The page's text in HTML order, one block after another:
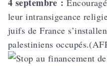
leur intransigeance
juifs de France
palestiniens